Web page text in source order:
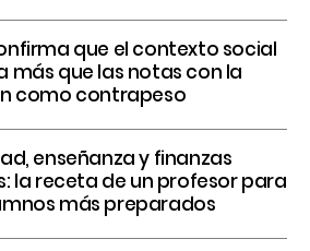
que el contexto social
más que las notas con la
como contrapeso
enseñanza y finanzas
la receta de un profesor para
más preparados